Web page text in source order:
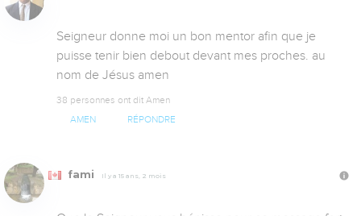
Seigneur donne moi un bon mentor afin que je
puisse tenir bien debout devant mes proches. au
nom de Jésus amen
38 personnes ont dit Amen
AMEN RÉPONDRE
fami Il y a 15 ans, 2 mois